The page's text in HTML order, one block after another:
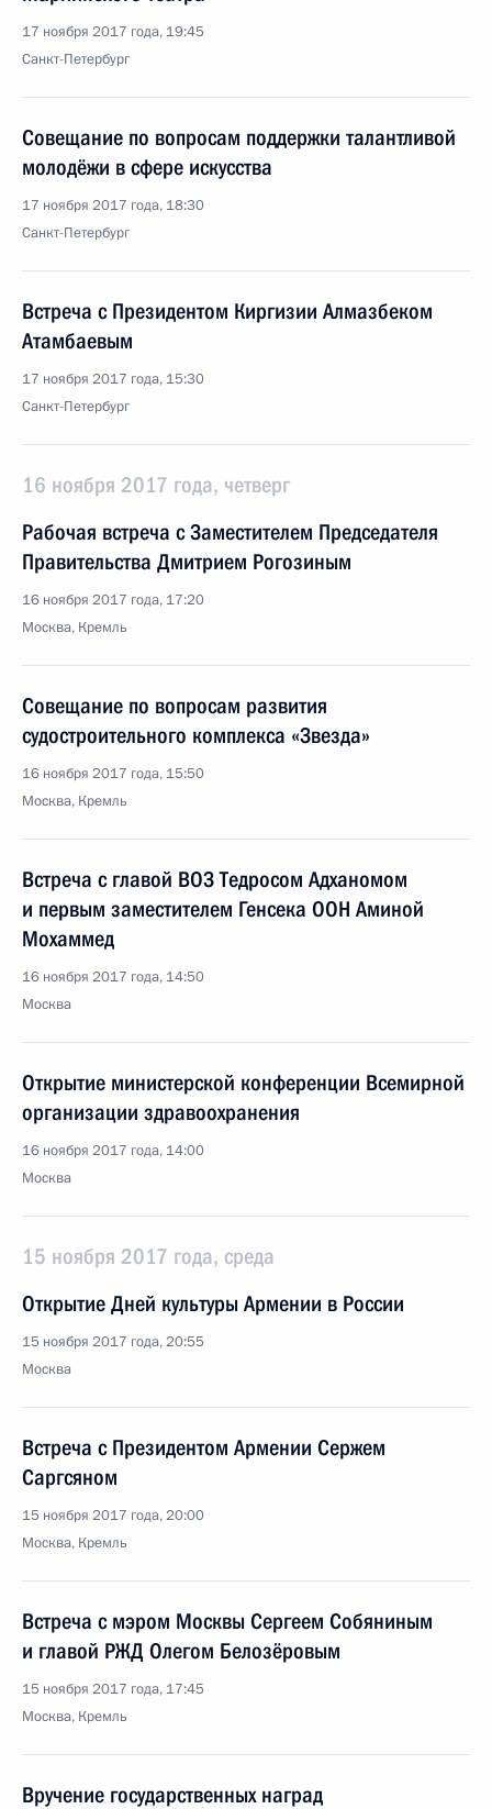
17 ноября 2017 года, 19:45
Санкт-Петербург
Совещание по вопросам поддержки талантливой
молодёжи в сфере искусства
17 ноября 2017 года, 18:30
Санкт-Петербург
Встреча с Президентом Киргизии Алмазбеком
Атамбаевым
17 ноября 2017 года, 15:30
Санкт-Петербург
16 ноября 2017 года, четверг
Рабочая встреча с Заместителем Председателя
Правительства Дмитрием Рогозиным
16 ноября 2017 года, 17:20
Москва, Кремль
Совещание по вопросам развития
судостроительного комплекса «Звезда»
16 ноября 2017 года, 15:50
Москва, Кремль
Встреча с главой ВОЗ Тедросом Адханомом
и первым заместителем Генсека ООН Аминой
Мохаммед
16 ноября 2017 года, 14:50
Москва
Открытие министерской конференции Всемирной
организации здравоохранения
16 ноября 2017 года, 14:00
Москва
15 ноября 2017 года, среда
Открытие Дней культуры Армении в России
15 ноября 2017 года, 20:55
Москва
Встреча с Президентом Армении Сержем
Саргсяном
15 ноября 2017 года, 20:00
Москва, Кремль
Встреча с мэром Москвы Сергеем Собяниным
и главой РЖД Олегом Белозёровым
15 ноября 2017 года, 17:45
Москва, Кремль
Вручение государственных наград